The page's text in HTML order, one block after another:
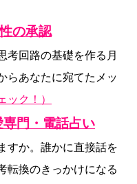
の承認
考回路の基礎を作る月
らあなたに宛てたメッ
ック！）
門・電話占い
すか。誰かに直接話を
転換のきっかけになる